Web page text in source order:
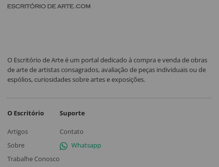
O Escritório de Arte é um portal dedicado à compra e venda de obras
de arte de artistas consagrados, avaliação de peças individuais ou de
espólios, curiosidades sobre artes e exposições.
O Escritório
Artigos
Sobre
Trabalhe Conosco
Suporte
Contato
Whatsapp